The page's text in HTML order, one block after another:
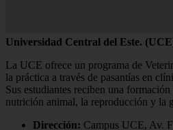
Universidad Central del Este.
La UCE ofrece un programa de
la práctica a través de pasantías en
Sus estudiantes reciben una
nutrición animal, la reproducción y la
Dirección: Campus UCE, Av.